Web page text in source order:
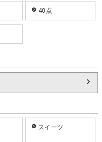
40点
スイーツ